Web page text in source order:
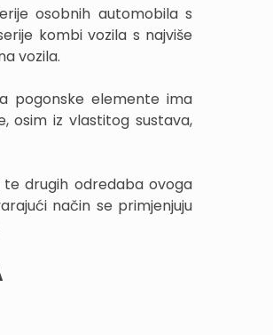
osobnih automobila s
kombi vozila s najviše
vozila.
pogonske elemente ima
osim iz vlastitog sustava,
drugih odredaba ovoga
način se primjenjuju